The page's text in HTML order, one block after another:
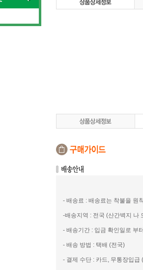
- 배송료 : 배송료는 착불을 원
-배송지역 : 전국 (산간벽지 나
- 배송기간 : 입금 확인일로 부
- 배송 방법 : 택배 (전국)
- 결제 수단 : 카드, 무통장입